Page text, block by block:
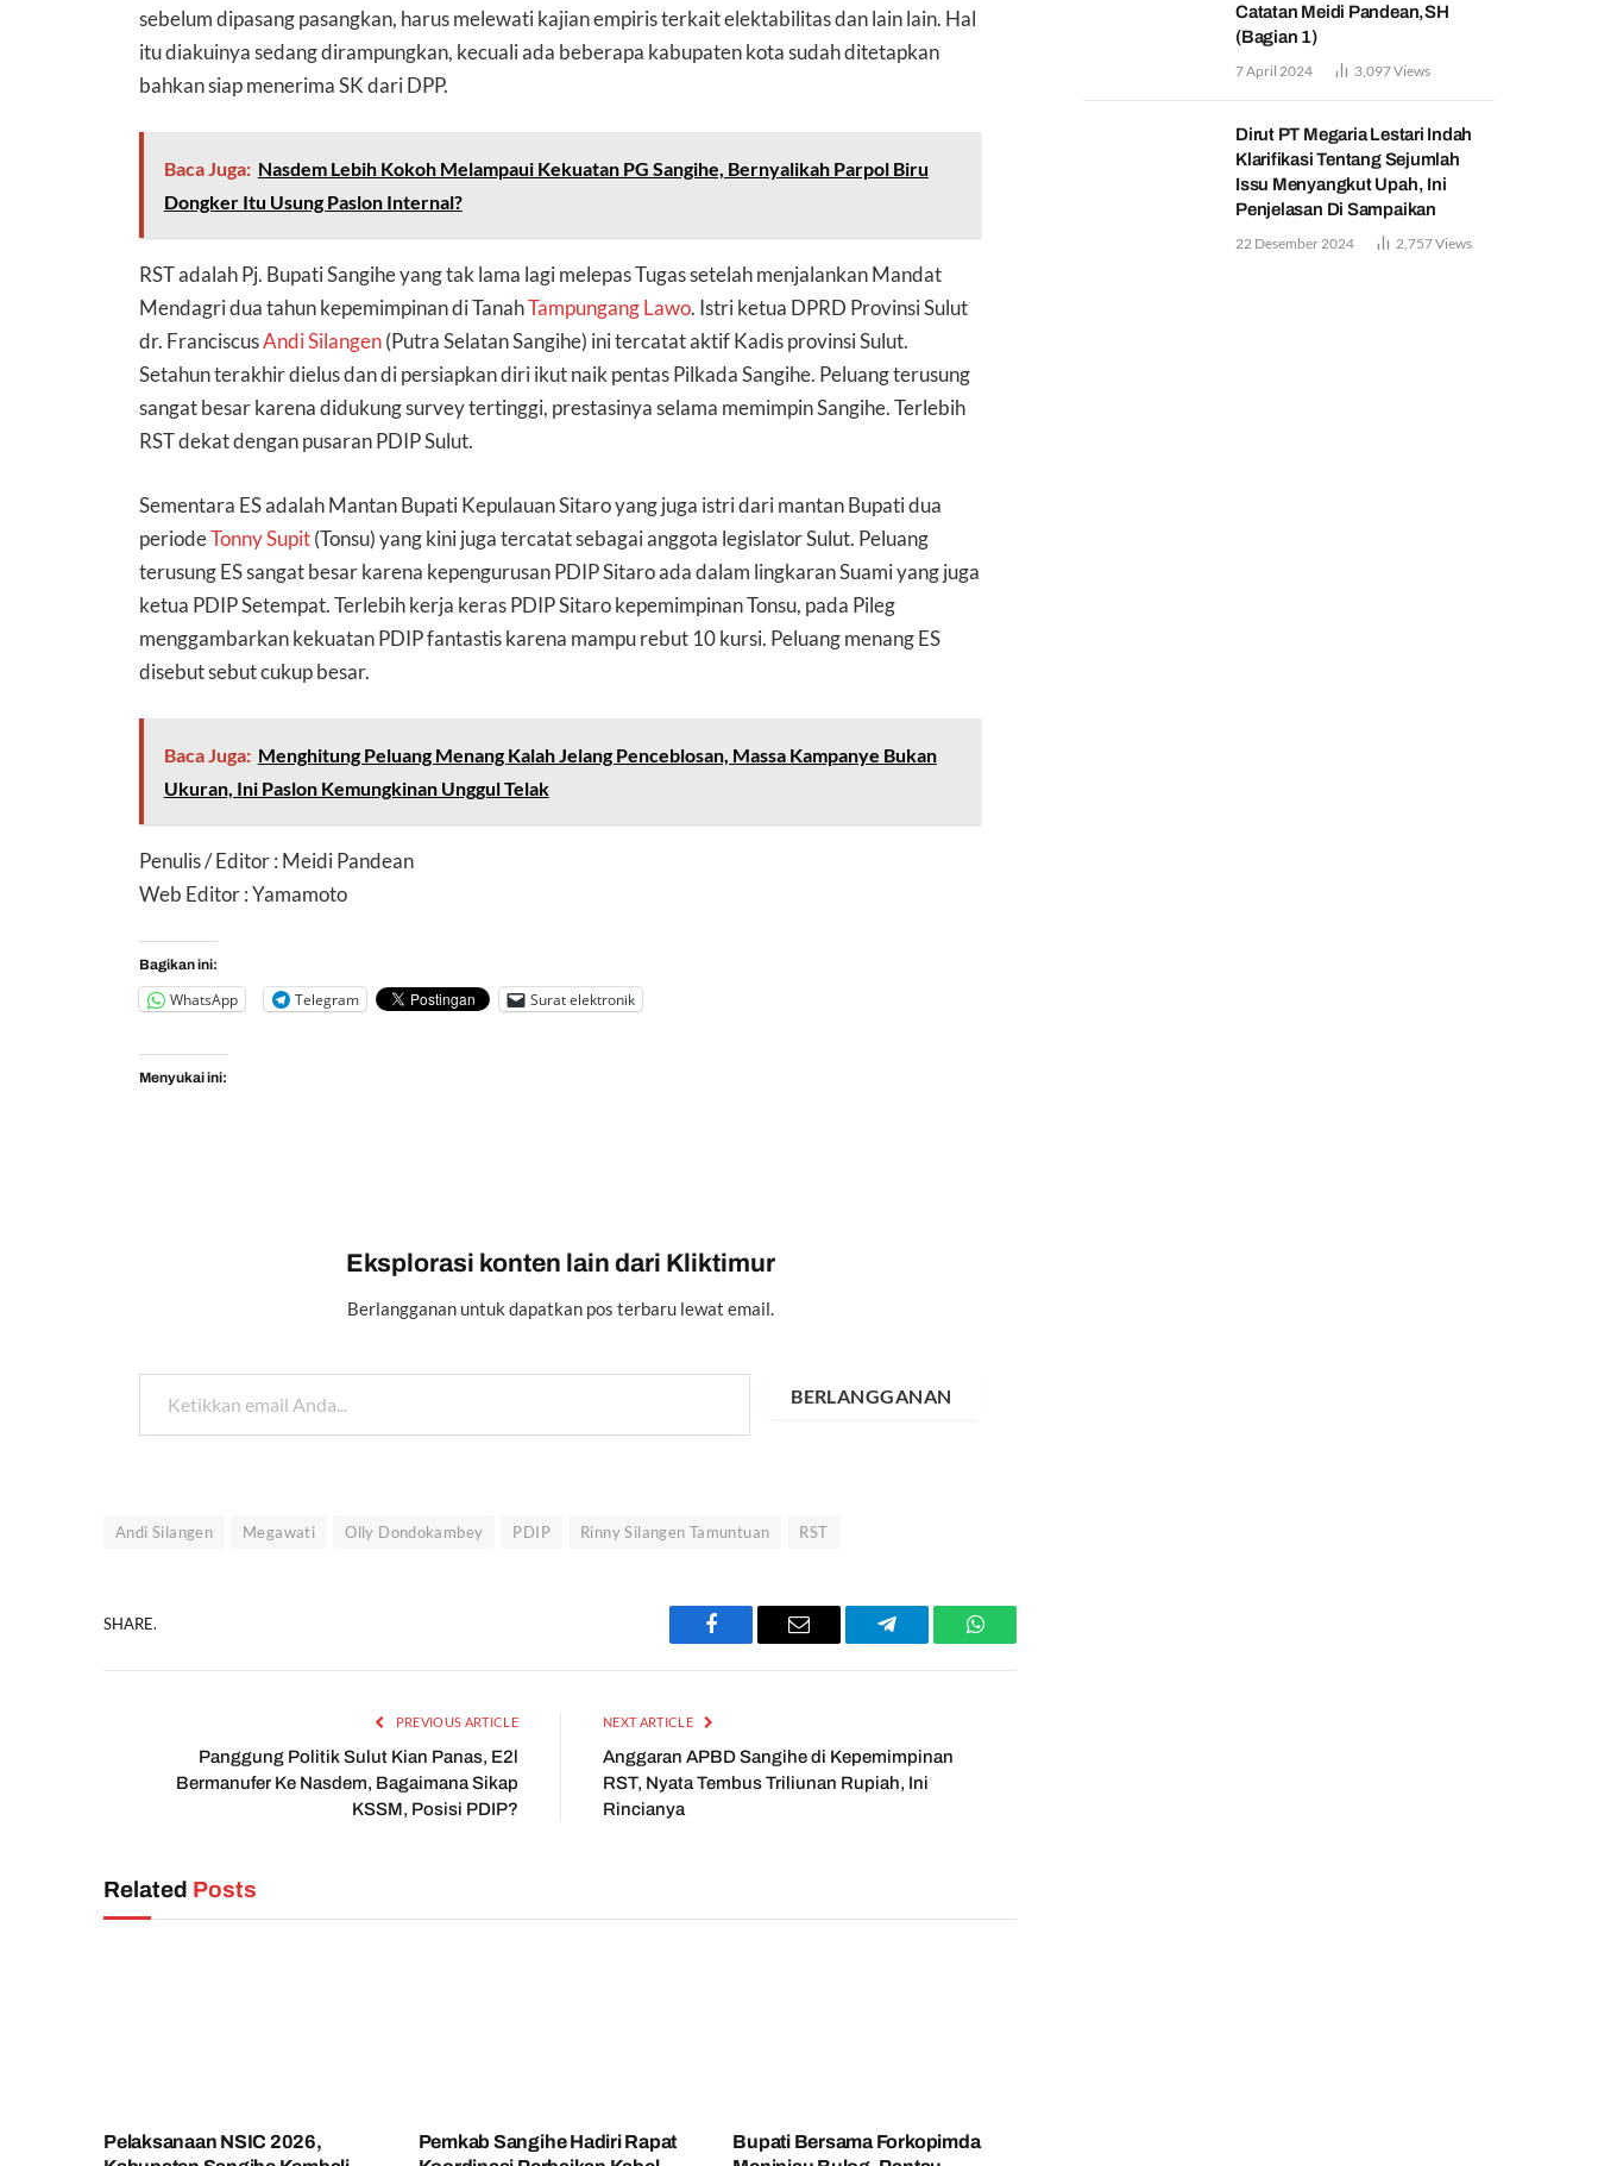
sebelum dipasang pasangkan, harus melewati kajian empiris terkait elektabilitas dan lain lain. Hal
itu diakuinya sedang dirampungkan, kecuali ada beberapa kabupaten kota sudah ditetapkan
bahkan siap menerima SK dari DPP.
Baca Juga: Nasdem Lebih Kokoh Melampaui Kekuatan PG Sangihe, Bernyalikah Parpol Biru
Dongker Itu Usung Paslon Internal?
RST adalah Pj. Bupati Sangihe yang tak lama lagi melepas Tugas setelah menjalankan Mandat
Mendagri dua tahun kepemimpinan di TanahTampungang Lawo. Istri ketua DPRD Provinsi Sulut
dr. FranciscusAndi Silangen (Putra Selatan Sangihe) ini tercatat aktif Kadis provinsi Sulut.
Setahun terakhir dielus dan di persiapkan diri ikut naik pentas Pilkada Sangihe. Peluang terusung
sangat besar karena didukung survey tertinggi, prestasinya selama memimpin Sangihe. Terlebih
RST dekat dengan pusaran PDIP Sulut.
Sementara ES adalah Mantan Bupati Kepulauan Sitaro yang juga istri dari mantan Bupati dua
periodeTonny Supit (Tonsu) yang kini juga tercatat sebagai anggota legislator Sulut. Peluang
terusung ES sangat besar karena kepengurusan PDIP Sitaro ada dalam lingkaran Suami yang juga
ketua PDIP Setempat. Terlebih kerja keras PDIP Sitaro kepemimpinan Tonsu, pada Pileg
menggambarkan kekuatan PDIP fantastis karena mampu rebut 10 kursi. Peluang menang ES
disebut sebut cukup besar.
Baca Juga: Menghitung Peluang Menang Kalah Jelang Penceblosan, Massa Kampanye Bukan
Ukuran, Ini Paslon Kemungkinan Unggul Telak
Penulis / Editor : Meidi Pandean
Web Editor : Yamamoto
Bagikan ini:
WhatsApp Telegram Surat elektronik
Menyukai ini:
Eksplorasi konten lain dari Kliktimur
Berlangganan untuk dapatkan pos terbaru lewat email.
Ketikkan email Anda...
BERLANGGANAN
Andi Silangen Megawati Olly Dondokambey PDIP Rinny Silangen Tamuntuan RST
SHARE.
Facebook Email Telegram WhatsApp
PREVIOUS ARTICLE
Panggung Politik Sulut Kian Panas, E2l
Bermanufer Ke Nasdem, Bagaimana Sikap
KSSM, Posisi PDIP?
NEXT ARTICLE
Anggaran APBD Sangihe di Kepemimpinan
RST, Nyata Tembus Triliunan Rupiah, Ini
Rincianya
Related Posts
Pelaksanaan NSIC 2026,
Pemkab Sangihe Hadiri Rapat
Bupati Bersama Forkopimda
Catatan Meidi Pandean,SH
(Bagian 1)
7 April 2024 3,097Views
Dirut PT Megaria Lestari Indah
Klarifikasi Tentang Sejumlah
Issu Menyangkut Upah, Ini
Penjelasan Di Sampaikan
22 Desember 2024 2,757Views